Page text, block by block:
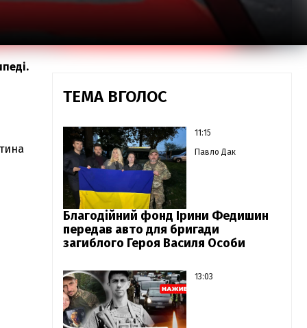
ТЕМА ВГОЛОС
11:15
Павло Дак
Благодійний фонд Ірини Федишин
передав авто для бригади
загиблого Героя Василя Особи
13:03